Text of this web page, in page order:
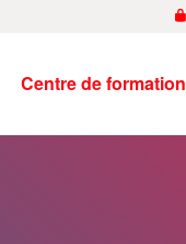
Centre de formation